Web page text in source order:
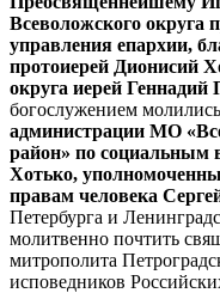
Всеволожского округа
управления епархии,
протоиерей Дионисий
округа иерей Геннадий
богослужением молились
администрации МО
район» по социальным
Хотько,
правам человека
Петербурга и
молитвенно почтить
митрополита
исповедников